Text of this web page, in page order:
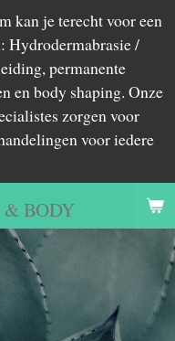
BODY
kan je terecht voor een
Hydrodermabrasie /
permanente
en body shaping. Onze
zorgen voor
voor iedere